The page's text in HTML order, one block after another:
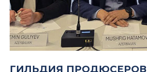
ГИЛЬДИЯ ПРОДЮСЕРОВ